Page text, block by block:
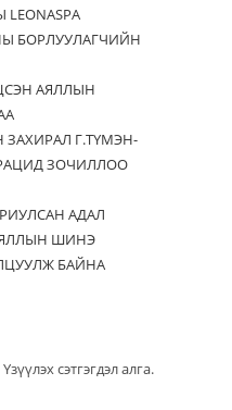
БОРЛУУЛАГЧИЙН
АЯЛЛЫН
Г.ТҮМЭН-
ЗОЧИЛЛОО
АДАЛ
ШИНЭ
БАЙНА
Үзүүлэх сэтгэгдэл алга.